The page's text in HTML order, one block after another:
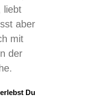
liebt
aber
mit
der
Du